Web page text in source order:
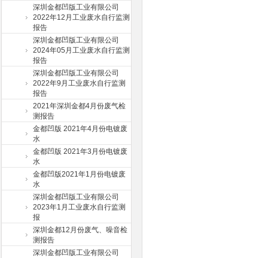
深圳金都凹版工业有限公司
2022年12月工业废水自行监测
报告
深圳金都凹版工业有限公司
2024年05月工业废水自行监测
报告
深圳金都凹版工业有限公司
2022年9月工业废水自行监测
报告
2021年深圳金都4月份废气检
测报告
金都凹版 2021年4月份电镀废
水
金都凹版 2021年3月份电镀废
水
金都凹版2021年1月份电镀废
水
深圳金都凹版工业有限公司
2023年1月工业废水自行监测
报
深圳金都12月份废气、噪音检
测报告
深圳金都凹版工业有限公司